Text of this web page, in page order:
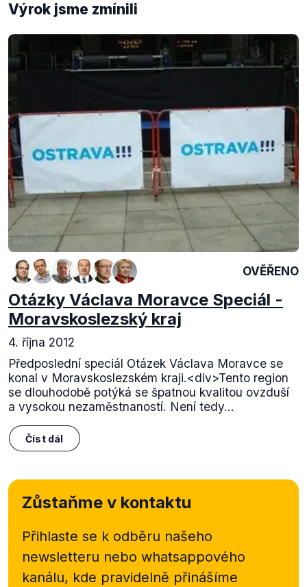
Výrok jsme zmínili
OVĚŘENO
Otázky Václava Moravce Speciál -
Moravskoslezský kraj
4. října 2012
Předposlední speciál Otázek Václava Moravce se
konal v Moravskoslezském kraji.<div>Tento region
se dlouhodobě potýká se špatnou kvalitou ovzduší
a vysokou nezaměstnaností. Není tedy...
Číst dál
Zůstaňme v kontaktu
Přihlaste se k odběru našeho
newsletteru nebo whatsappového
kanálu, kde pravidelně přinášíme